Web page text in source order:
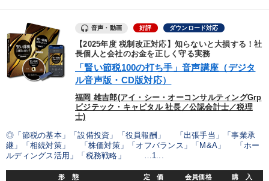
音声・動画 好評 ダウンロード対応
【2025年度 税制改正対応】知らないと大損する！社
長個人と会社のお金を正しく守る実務
「賢い節税100の打ち手」音声講座（デジタ
ル音声版・CD版対応）
福岡 雄吉郎(アイ・シー・オーコンサルティングGrp
ビジテック・キャピタル 社長／公認会計士／税理
士)
◎「節税の基本」「設備投資」「役員報酬」 「出張手当」「事業承
継」「相続対策」 「株価対策」「オフバランス」「M&A」 「ホー
ルディングス活用」「税務戦略」 …1...
形 態 定 価 会員価格 購 入